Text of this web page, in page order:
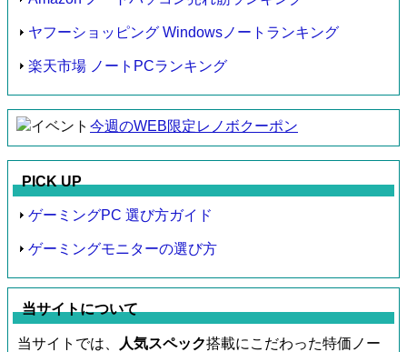
ヤフーショッピング Windowsノートランキング
楽天市場 ノートPCランキング
今週のWEB限定レノボクーポン
PICK UP
ゲーミングPC 選び方ガイド
ゲーミングモニターの選び方
当サイトについて
当サイトでは、 人気スペック搭載にこだわった特価ノー